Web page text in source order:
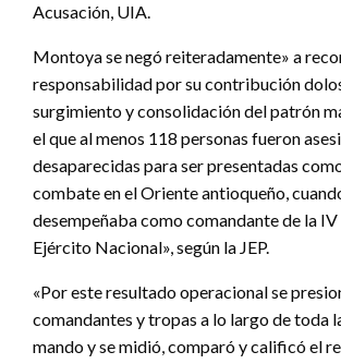
Acusación, UIA.
Montoya se negó reiteradamente» a
responsabilidad por su contribución
surgimiento y consolidación del patrón
el que al menos 118 personas fueron
desaparecidas para ser presentadas
combate en el Oriente antioqueño,
desempeñaba como comandante de la
Ejército Nacional», según la JEP.
«Por este resultado operacional se
comandantes y tropas a lo largo de toda
mando y se midió, comparó y calificó el